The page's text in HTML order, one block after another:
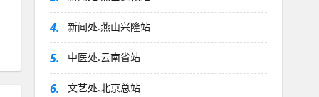
4. 新闻处.燕山兴隆站
5. 中医处.云南省站
6. 文艺处.北京总站